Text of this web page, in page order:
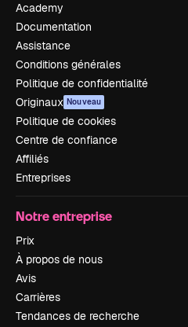
Academy
Documentation
Assistance
Conditions générales
Politique de confidentialité
Originaux Nouveau
Politique de cookies
Centre de confiance
Affiliés
Entreprises
Notre entreprise
Prix
À propos de nous
Avis
Carrières
Tendances de recherche